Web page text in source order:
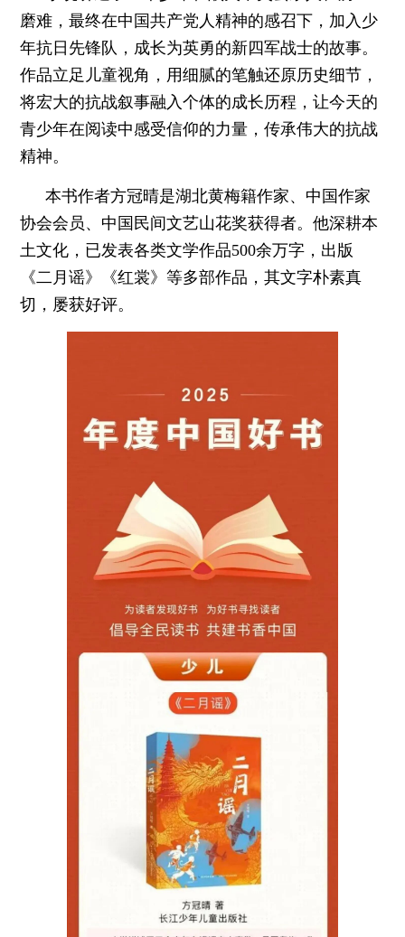
磨难，最终在中国共产党人精神的感召下，加入少
年抗日先锋队，成长为英勇的新四军战士的故事。
作品立足儿童视角，用细腻的笔触还原历史细节，
将宏大的抗战叙事融入个体的成长历程，让今天的
青少年在阅读中感受信仰的力量，传承伟大的抗战
精神。
本书作者方冠晴是湖北黄梅籍作家、中国作家
协会会员、中国民间文艺山花奖获得者。他深耕本
土文化，已发表各类文学作品500余万字，出版
《二月谣》《红裳》等多部作品，其文字朴素真
切，屡获好评。